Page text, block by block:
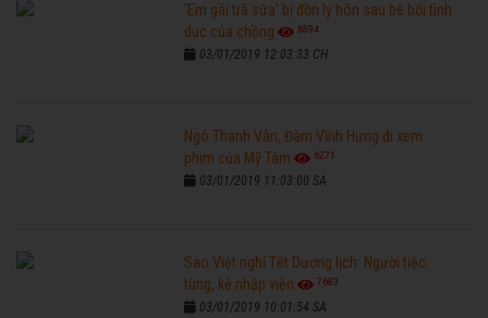
'Em gái trà sữa' bị đồn ly hôn sau bê bối tình
dục của chồng
6594
03/01/2019 12:03:33 CH
Ngô Thanh Vân, Đàm Vĩnh Hưng đi xem
phim của Mỹ Tâm
6271
03/01/2019 11:03:00 SA
Sao Việt nghỉ Tết Dương lịch: Người tiệc
tùng, kẻ nhập viện
7683
03/01/2019 10:01:54 SA